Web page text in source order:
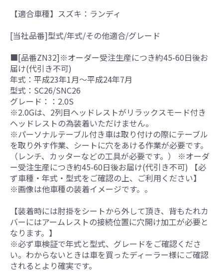
【適合車種】スズキ：ランディ
[当社品番]型式/年式/その他適合/グレード
■[品番ZN32]※オーダー受注生産につき約45-60日後お
届け(代引き不可)
年式：平成23年1月～平成24年7月
型式：SC26/SNC26
グレード：：2.0S
※2.0Gは、2列目ヘッドレストがリラックスモード付き
ヘッドレストの為装着いただけません。
※パーソナルテーブル付き車は取り付けの際にテーブル
を取り外す作業、シートに穴をあける作業が必要です。
（レンチ、カッターなどの工具が必要です。） ※オーダ
ー受注生産につき約45-60日後お届け(代引き不可) 【必
ず車種・年式・型式をご確認の上、ご利用ください】
※画像は他車種の装着イメージです。。
【装着時には肘掛をシートから外して頂き、背もたれカ
バーにはアームレストの接続位置に穴開け加工が必要と
なります。】
※必ず車検証で年式と型式、グレードをご確認くださ
い。わからないときは車を買ったディーラー様にご確認
されるとより確実です。